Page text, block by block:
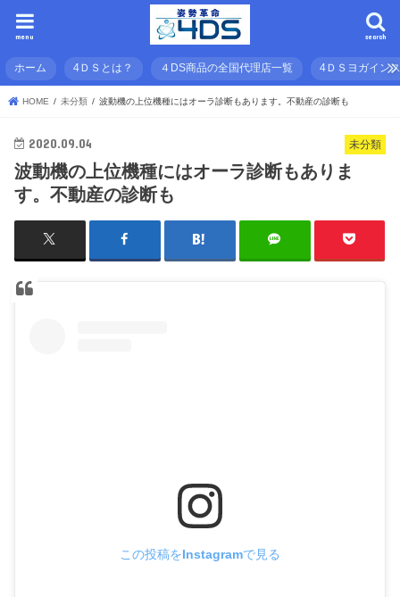
search
menu
ホーム 4ＤＳとは？ ４DS商品の全国代理店一覧 4ＤＳヨガイン
HOME 未分類 波動機の上位機種にはオーラ診断もあります。不動産の診断も
未分類
2020.09.04
波動機の上位機種にはオーラ診断もありま
す。不動産の診断も
この投稿をInstagramで見る